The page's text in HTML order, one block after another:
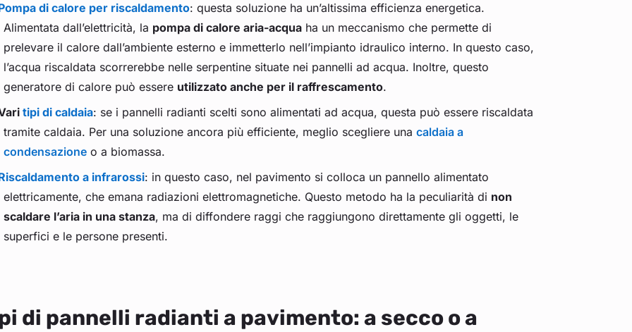
di calore per riscaldamento: questa soluzione ha un’altissima efficienza energetica.
Alimentata dall’elettricità, la pompa di calore aria-acquaha un meccanismo che permette di
prelevare il calore dall’ambiente esterno e immetterlo nell’impianto idraulico interno. In questo caso,
l’acqua riscaldata scorrerebbe nelle serpentine situate nei pannelli ad acqua. Inoltre, questo
generatore di calore può essere utilizzato anche per il raffrescamento.
tipi di caldaia: se i pannelli radianti scelti sono alimentati ad acqua, questa può essere riscaldata
tramite caldaia. Per una soluzione ancora più efficiente, meglio scegliere una caldaia a
condensazioneo a biomassa.
a infrarossi: in questo caso, nel pavimento si colloca un pannello alimentato
elettricamente, che emana radiazioni elettromagnetiche. Questo metodo ha la peculiarità di non
scaldare l’aria in una stanza, ma di diffondere raggi che raggiungono direttamente gli oggetti, le
superfici e le persone presenti.
di pannelli radianti a pavimento: a secco o a